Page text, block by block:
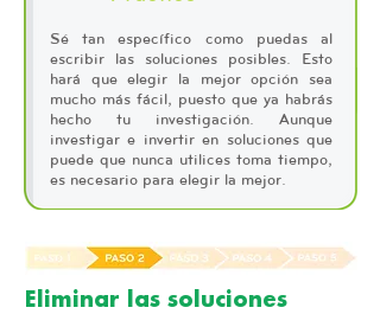
Sé tan específico como puedas al
escribir las soluciones posibles. Esto
hará que elegir la mejor opción sea
mucho más fácil, puesto que ya habrás
hecho tu investigación. Aunque
investigar e invertir en soluciones que
puede que nunca utilices toma tiempo,
es necesario para elegir la mejor.
Eliminar las soluciones